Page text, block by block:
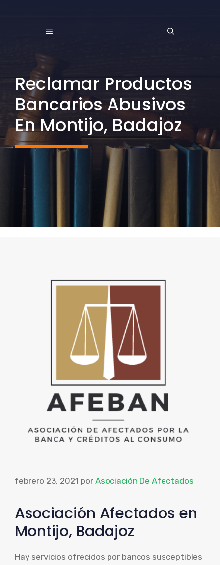
MENÚ
Reclamar Productos
Bancarios Abusivos
En Montijo, Badajoz
febrero 23, 2021 por Asociación De Afectados
Asociación Afectados en
Montijo, Badajoz
Hay servicios ofrecidos por bancos susceptibles